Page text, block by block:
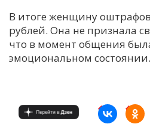
В итоге женщину
рублей. Она не признала
что в момент общения
эмоциональном состоянии.